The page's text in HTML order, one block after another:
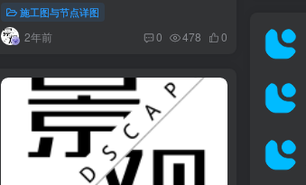
施工图与节点详图
2年前 0 478 0